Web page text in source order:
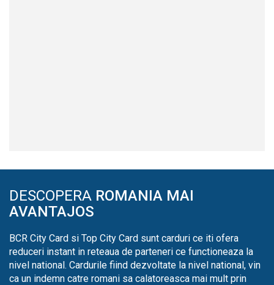
DESCOPERA ROMANIA MAI
AVANTAJOS
BCR City Card si Top City Card sunt carduri ce iti ofera
reduceri instant in reteaua de parteneri ce functioneaza la
nivel national. Cardurile fiind dezvoltate la nivel national, vin
ca un indemn catre romani sa calatoreasca mai mult prin